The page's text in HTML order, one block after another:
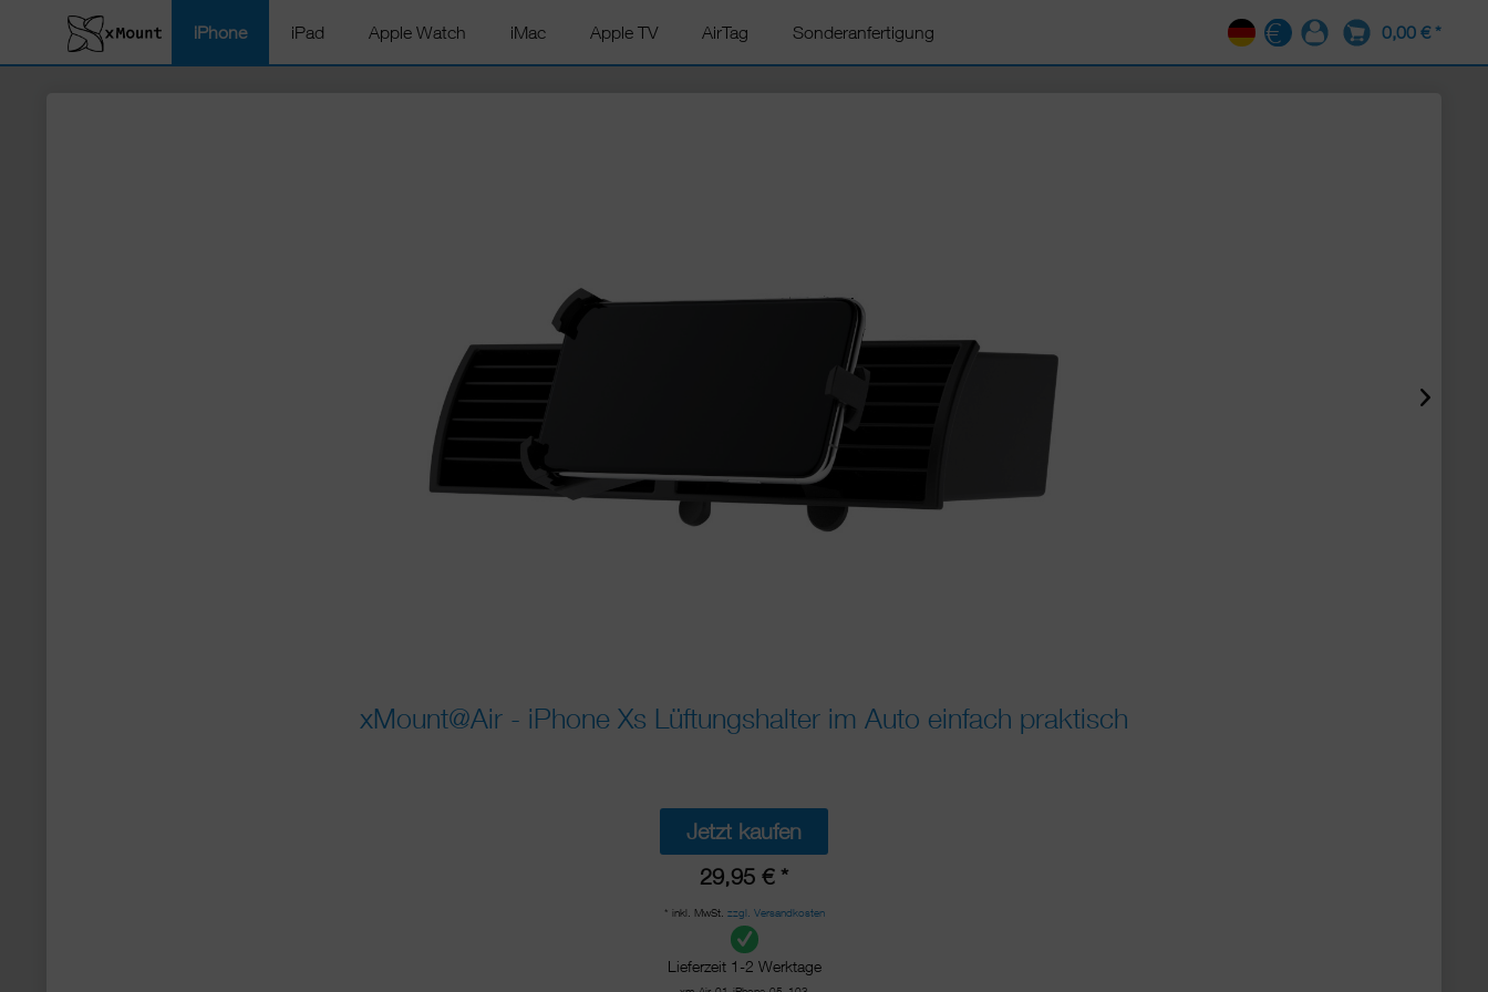
iPhone iPad Apple Watch iMac Apple TV AirTag Sonderanfertigung DE 0,00 € *
xMount@Air - iPhone Xs Lüftungshalter im Auto einfach praktisch
Jetzt kaufen
29,95 € *
* inkl. MwSt. zzgl. Versandkosten
Lieferzeit 1-2 Werktage